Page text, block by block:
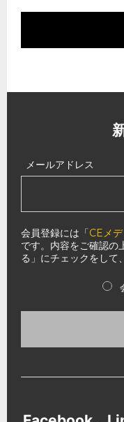
メールアドレス
会員登録には「CEメ
です。内容をご確認の
る」にチェックをして